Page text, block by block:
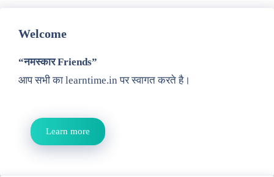
Welcome
“नमस्कार Friends”
आप सभी का learntime.in पर स्वागत करते है।
Learn more